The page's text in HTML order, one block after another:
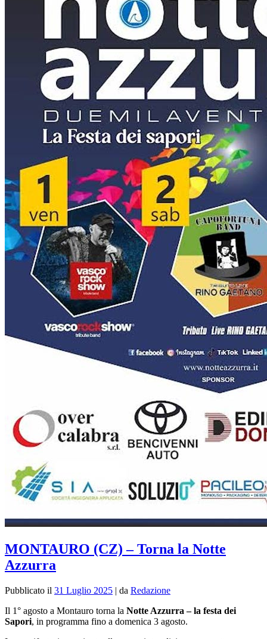
MONTAURO (CZ) – Torna la Notte
Azzurra
Pubblicato il 31 Luglio 2025 | da Redazione
Il 1° agosto a Montauro torna la Notte Azzurra – la festa dei
Sapori, in programma fino a domenica 3 agosto.